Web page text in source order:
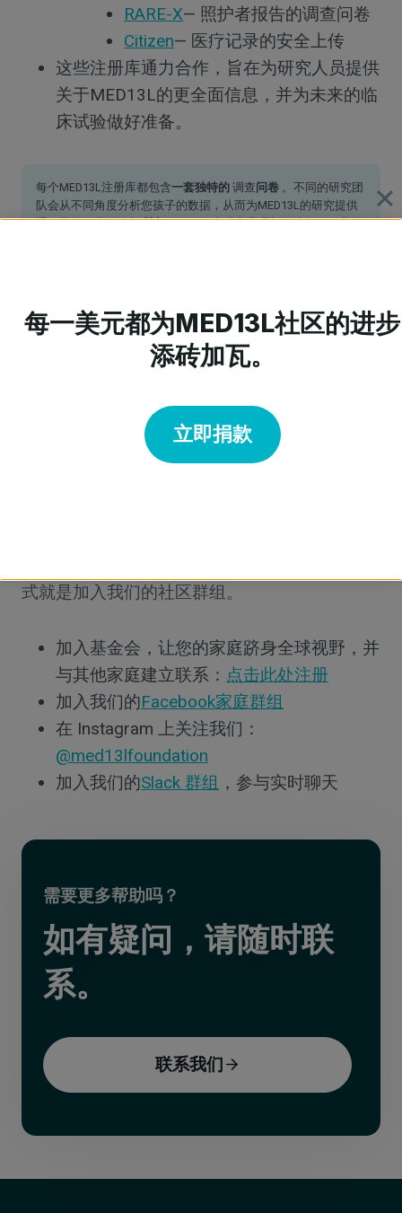
RARE-X— 照护者报告的调查问卷
Citizen— 医疗记录的安全上传
这些注册库通力合作，旨在为研究人员提供
关于MED13L的更全面信息，并为未来的临
床试验做好准备。
每个MED13L注册库都包含一套独特的 调查问卷 。不同的研究团
队会从不同角度分析您孩子的数据，从而为MED13L的研究提供
重要见解。虽然参与所有MED13L注册库是理想的选择，但我们
3
式就是加入我们的社区群组。
加入基金会，让您的家庭跻身全球视野，并
与其他家庭建立联系： 点击此处注册
加入我们的Facebook家庭群组
在 Instagram 上关注我们：
@med13lfoundation
加入我们的Slack 群组 ，参与实时聊天
需要更多帮助吗？
如有疑问，请随时联
系。
联系我们
每一美元都为MED13L社区的进步
添砖加瓦。
立即捐款